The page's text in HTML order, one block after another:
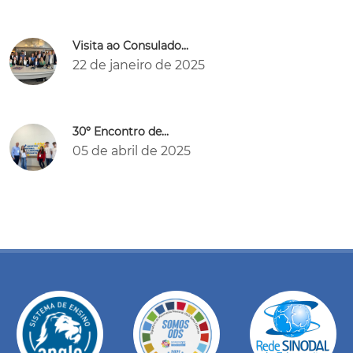
Visita ao Consulado...
22 de janeiro de 2025
30º Encontro de...
05 de abril de 2025